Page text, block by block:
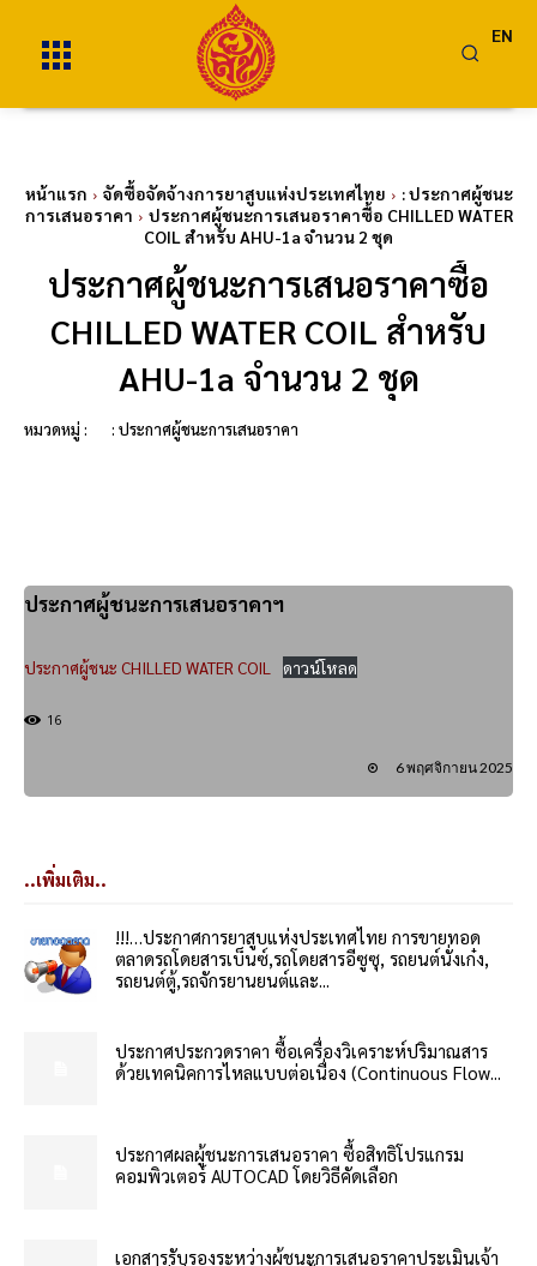
EN
หน้าแรก จัดซื้อจัดจ้างการยาสูบแห่งประเทศไทย
: ประกาศผู้ชนะ
การเสนอราคา
ประกาศผู้ชนะการเสนอราคาซื้อ CHILLED WATER
COIL สำหรับ AHU-1a จำนวน 2 ชุด
ประกาศผู้ชนะการเสนอราคาซื้อ
CHILLED WATER COIL สำหรับ
AHU-1a จำนวน 2 ชุด
หมวดหมู่ : : ประกาศผู้ชนะการเสนอราคา
ประกาศผู้ชนะการเสนอราคาฯ
ประกาศผู้ชนะ CHILLED WATER COIL ดาวน์โหลด
16
6 พฤศจิกายน 2025
..เพิ่มเติม..
!!!…ประกาศการยาสูบแห่งประเทศไทย การขายทอด
ตลาดรถโดยสารเบ็นซ์,รถโดยสารอีซูซุ, รถยนต์นั่งเก๋ง,
รถยนต์ตู้,รถจักรยานยนต์และ...
ประกาศประกวดราคา ซื้อเครื่องวิเคราะห์ปริมาณสาร
ด้วยเทคนิคการไหลแบบต่อเนื่อง (Continuous Flow...
ประกาศผลผู้ชนะการเสนอราคา ซื้อสิทธิโปรแกรม
คอมพิวเตอร์ AUTOCAD โดยวิธีคัดเลือก
เอกสารรับรองระหว่างผู้ชนะการเสนอราคาประเมินเจ้า